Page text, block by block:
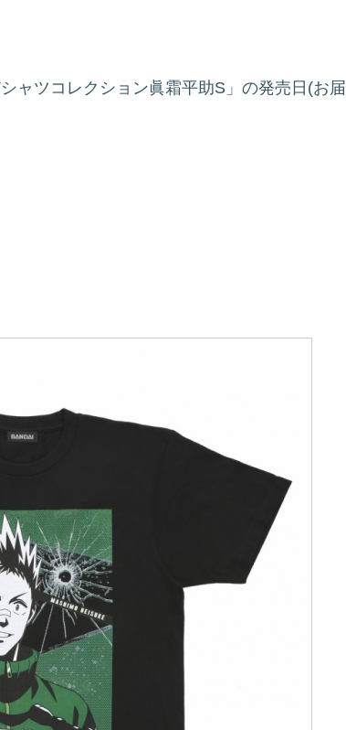
ャツコレクション眞霜平助S」の発売日(お届